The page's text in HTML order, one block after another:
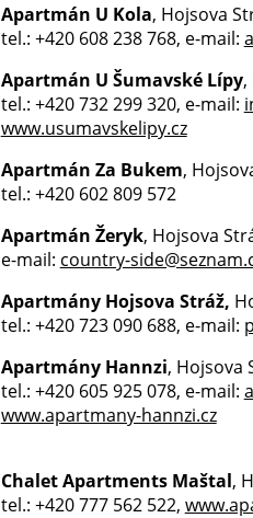
Apartmán U Kola, Hojsova
tel.: +420 608 238 768, e-mail:
Apartmán U Šumavské Lípy,
tel.: +420 732 299 320, e-mail:
www.usumavskelipy.cz
Apartmán Za Bukem,
tel.: +420 602 809 572
Apartmán Žeryk, Hojsova
e-mail: country-
Apartmány Hojsova Stráž,
tel.: +420 723 090 688, e-mail:
Apartmány Hannzi, Hojsova
tel.: +420 605 925 078, e-mail:
www.apartmany-hannzi.cz
Chalet Apartments Maštal,
tel.: +420 777 562 522,